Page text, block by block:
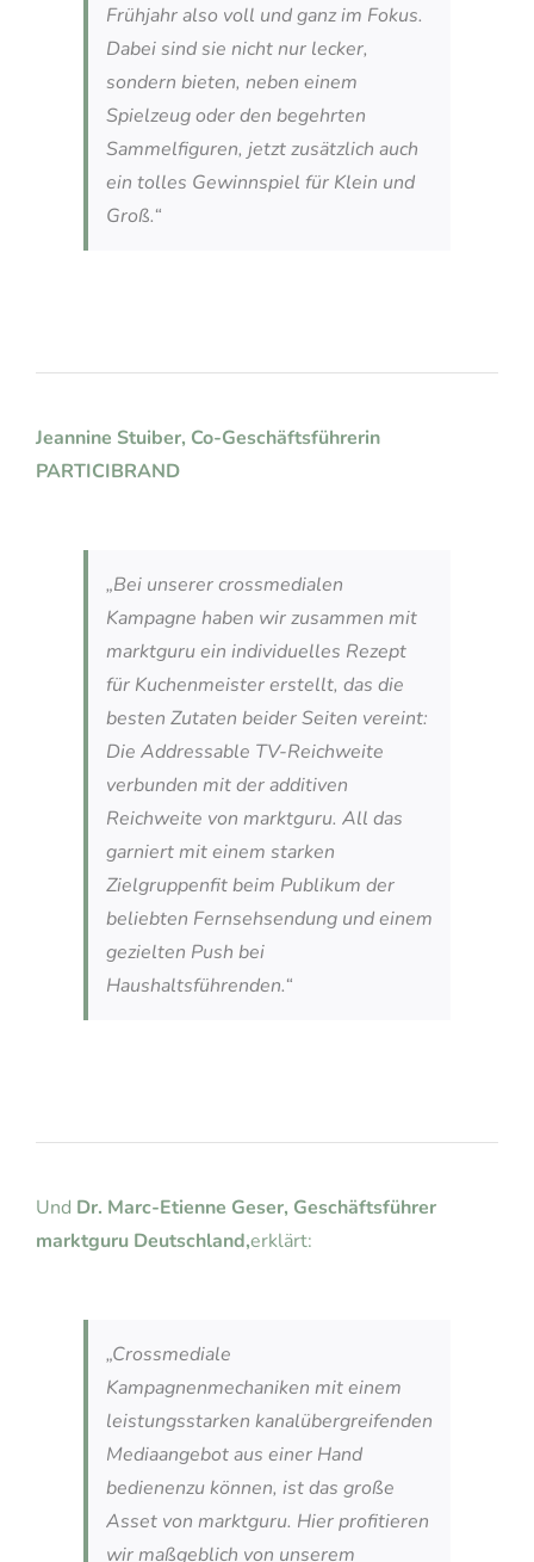
Frühjahr also voll und ganz im Fokus.
Dabei sind sie nicht nur lecker,
sondern bieten, neben einem
Spielzeug oder den begehrten
Sammelfiguren, jetzt zusätzlich auch
ein tolles Gewinnspiel für Klein und
Groß.“
Jeannine Stuiber, Co-Geschäftsführerin
PARTICIBRAND
„Bei unserer crossmedialen
Kampagne haben wir zusammen mit
marktguru ein individuelles Rezept
für Kuchenmeister erstellt, das die
besten Zutaten beider Seiten vereint:
Die Addressable TV-Reichweite
verbunden mit der additiven
Reichweite von marktguru. All das
garniert mit einem starken
Zielgruppenfit beim Publikum der
beliebten Fernsehsendung und einem
gezielten Push bei
Haushaltsführenden.“
Und Dr. Marc-Etienne Geser, Geschäftsführer
marktguru Deutschland,erklärt:
„Crossmediale
Kampagnenmechaniken mit einem
leistungsstarken kanalübergreifenden
Mediaangebot aus einer Hand
bedienenzu können, ist das große
Asset von marktguru. Hier profitieren
wir maßgeblich von unserem